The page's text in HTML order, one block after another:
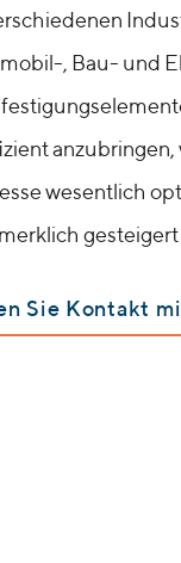
, Bau- und
wesentlich
Sie Kontakt